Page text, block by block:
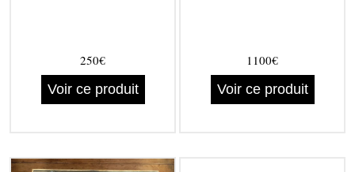
250€
Voir ce produit
1100€
Voir ce produit